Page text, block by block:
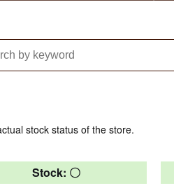
stock status of the store.
Stock: 〇